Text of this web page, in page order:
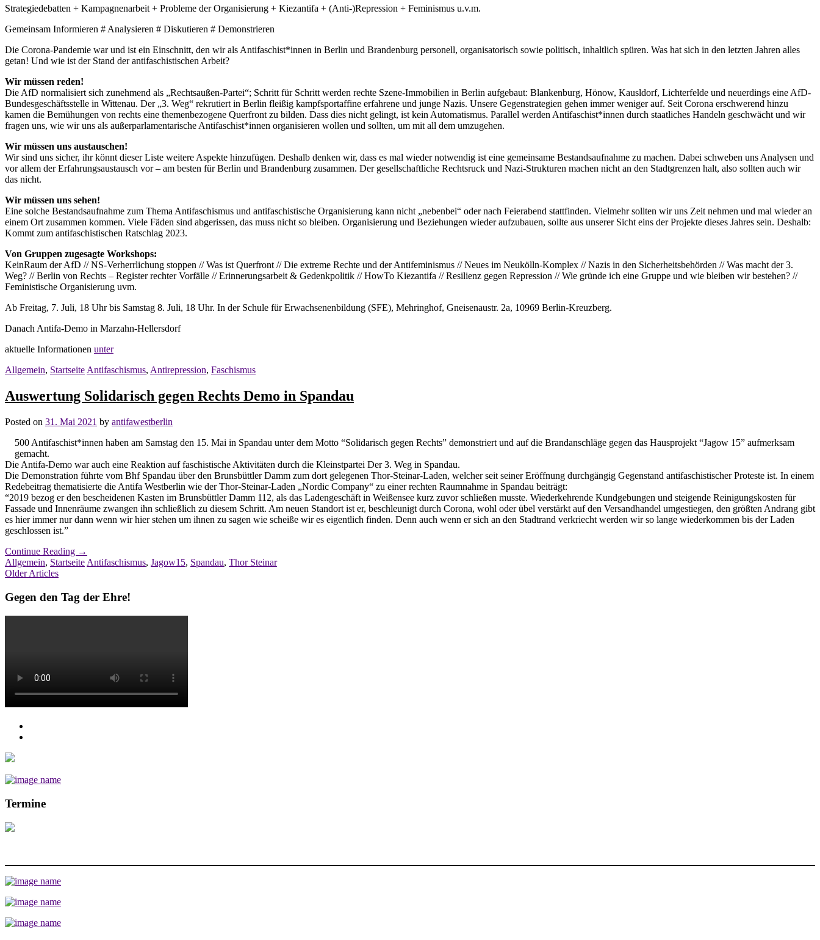
Strategiedebatten + Kampagnenarbeit + Probleme der Organisierung + Kiezantifa + (Anti-)Repression + Feminismus u.v.m.
Gemeinsam Informieren # Analysieren # Diskutieren # Demonstrieren
Die Corona-Pandemie war und ist ein Einschnitt, den wir als Antifaschist*innen in Berlin und Brandenburg personell, organisatorisch sowie politisch, inhaltlich spüren. Was hat sich in den letzten Jahren alles
getan! Und wie ist der Stand der antifaschistischen Arbeit?
Wir müssen reden!
Die AfD normalisiert sich zunehmend als „Rechtsaußen-Partei“; Schritt für Schritt werden rechte Szene-Immobilien in Berlin aufgebaut: Blankenburg, Hönow, Kausldorf, Lichterfelde und neuerdings eine AfD-
Bundesgeschäftsstelle in Wittenau. Der „3. Weg“ rekrutiert in Berlin fleißig kampfsportaffine erfahrene und junge Nazis. Unsere Gegenstrategien gehen immer weniger auf. Seit Corona erschwerend hinzu
kamen die Bemühungen von rechts eine themenbezogene Querfront zu bilden. Dass dies nicht gelingt, ist kein Automatismus. Parallel werden Antifaschist*innen durch staatliches Handeln geschwächt und wir
fragen uns, wie wir uns als außerparlamentarische Antifaschist*innen organisieren wollen und sollten, um mit all dem umzugehen.
Wir müssen uns austauschen!
Wir sind uns sicher, ihr könnt dieser Liste weitere Aspekte hinzufügen. Deshalb denken wir, dass es mal wieder notwendig ist eine gemeinsame Bestandsaufnahme zu machen. Dabei schweben uns Analysen und
vor allem der Erfahrungsaustausch vor – am besten für Berlin und Brandenburg zusammen. Der gesellschaftliche Rechtsruck und Nazi-Strukturen machen nicht an den Stadtgrenzen halt, also sollten auch wir
das nicht.
Wir müssen uns sehen!
Eine solche Bestandsaufnahme zum Thema Antifaschismus und antifaschistische Organisierung kann nicht „nebenbei“ oder nach Feierabend stattfinden. Vielmehr sollten wir uns Zeit nehmen und mal wieder an
einem Ort zusammen kommen. Viele Fäden sind abgerissen, das muss nicht so bleiben. Organisierung und Beziehungen wieder aufzubauen, sollte aus unserer Sicht eins der Projekte dieses Jahres sein. Deshalb:
Kommt zum antifaschistischen Ratschlag 2023.
Von Gruppen zugesagte Workshops:
KeinRaum der AfD // NS-Verherrlichung stoppen // Was ist Querfront // Die extreme Rechte und der Antifeminismus // Neues im Neukölln-Komplex // Nazis in den Sicherheitsbehörden // Was macht der 3.
Weg? // Berlin von Rechts – Register rechter Vorfälle // Erinnerungsarbeit & Gedenkpolitik // HowTo Kiezantifa // Resilienz gegen Repression // Wie gründe ich eine Gruppe und wie bleiben wir bestehen? //
Feministische Organisierung uvm.
Ab Freitag, 7. Juli, 18 Uhr bis Samstag 8. Juli, 18 Uhr. In der Schule für Erwachsenenbildung (SFE), Mehringhof, Gneisenaustr. 2a, 10969 Berlin-Kreuzberg.
Danach Antifa-Demo in Marzahn-Hellersdorf
aktuelle Informationen unter
Allgemein, StartseiteAntifaschismus, Antirepression, Faschismus
Auswertung Solidarisch gegen Rechts Demo in Spandau
Posted on 31. Mai 2021 by antifawestberlin
500 Antifaschist*innen haben am Samstag den 15. Mai in Spandau unter dem Motto “Solidarisch gegen Rechts” demonstriert und auf die Brandanschläge gegen das Hausprojekt “Jagow 15” aufmerksam
gemacht.
Die Antifa-Demo war auch eine Reaktion auf faschistische Aktivitäten durch die Kleinstpartei Der 3. Weg in Spandau.
Die Demonstration führte vom Bhf Spandau über den Brunsbüttler Damm zum dort gelegenen Thor-Steinar-Laden, welcher seit seiner Eröffnung durchgängig Gegenstand antifaschistischer Proteste ist. In einem
Redebeitrag thematisierte die Antifa Westberlin wie der Thor-Steinar-Laden „Nordic Company“ zu einer rechten Raumnahme in Spandau beiträgt:
“2019 bezog er den bescheidenen Kasten im Brunsbüttler Damm 112, als das Ladengeschäft in Weißensee kurz zuvor schließen musste. Wiederkehrende Kundgebungen und steigende Reinigungskosten für
Fassade und Innenräume zwangen ihn schließlich zu diesem Schritt. Am neuen Standort ist er, beschleunigt durch Corona, wohl oder übel verstärkt auf den Versandhandel umgestiegen, den größten Andrang gibt
es hier immer nur dann wenn wir hier stehen um ihnen zu sagen wie scheiße wir es eigentlich finden. Denn auch wenn er sich an den Stadtrand verkriecht werden wir so lange wiederkommen bis der Laden
geschlossen ist.”
Continue Reading →
Allgemein, Startseite Antifaschismus, Jagow15, Spandau, Thor Steinar
Post
Older Articles
Gegen den Tag der Ehre!
Termine